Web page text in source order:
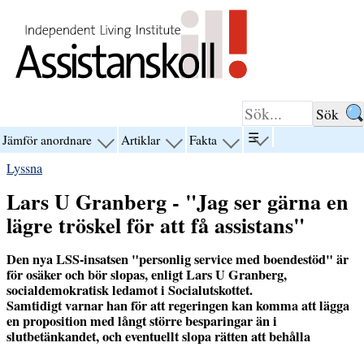
Jämför anordnare visa
anordnare”
Artiklar visa Fakta visa
☰visa
menyn
Lyssna
Lars U Granberg - "Jag ser gärna en
lägre tröskel för att få assistans"
Den nya LSS-insatsen "personlig service med boendestöd" är
för osäker och bör slopas, enligt Lars U Granberg,
socialdemokratisk ledamot i Socialutskottet.
Samtidigt varnar han för att regeringen kan komma att lägga
en proposition med långt större besparingar än i
slutbetänkandet, och eventuellt slopa rätten att behålla